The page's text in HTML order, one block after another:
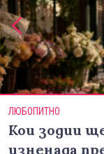
ЛЮБОПИТНО
Кои зодии
изненада